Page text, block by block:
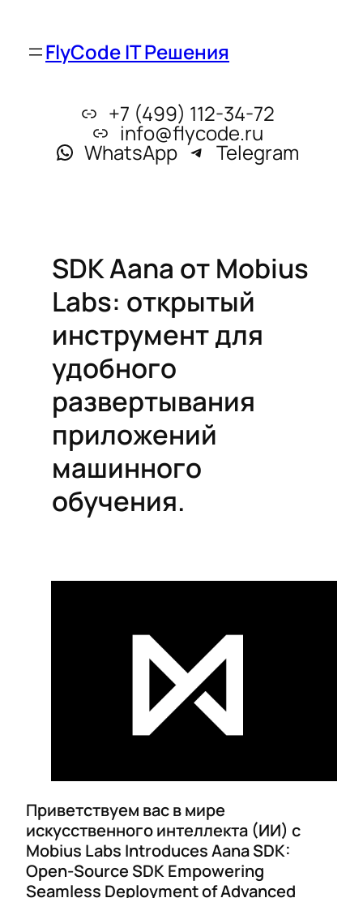
FlyCode IT Решения
+7 (499) 112-34-72
info@flycode.ru
WhatsApp Telegram
SDK Aana от Mobius
Labs: открытый
инструмент для
удобного
развертывания
приложений
машинного
обучения.
Приветствуем вас в мире
искусственного интеллекта (ИИ) с
Mobius Labs Introduces Aana SDK:
Open-Source SDK Empowering
Seamless Deployment of Advanced